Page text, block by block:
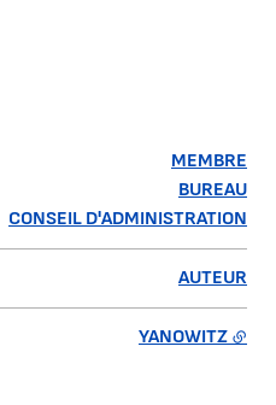
MEMBRE
BUREAU
CONSEIL D'ADMINISTRATION
AUTEUR
YANOWITZ